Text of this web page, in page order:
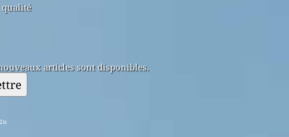
articles sont disponibles.